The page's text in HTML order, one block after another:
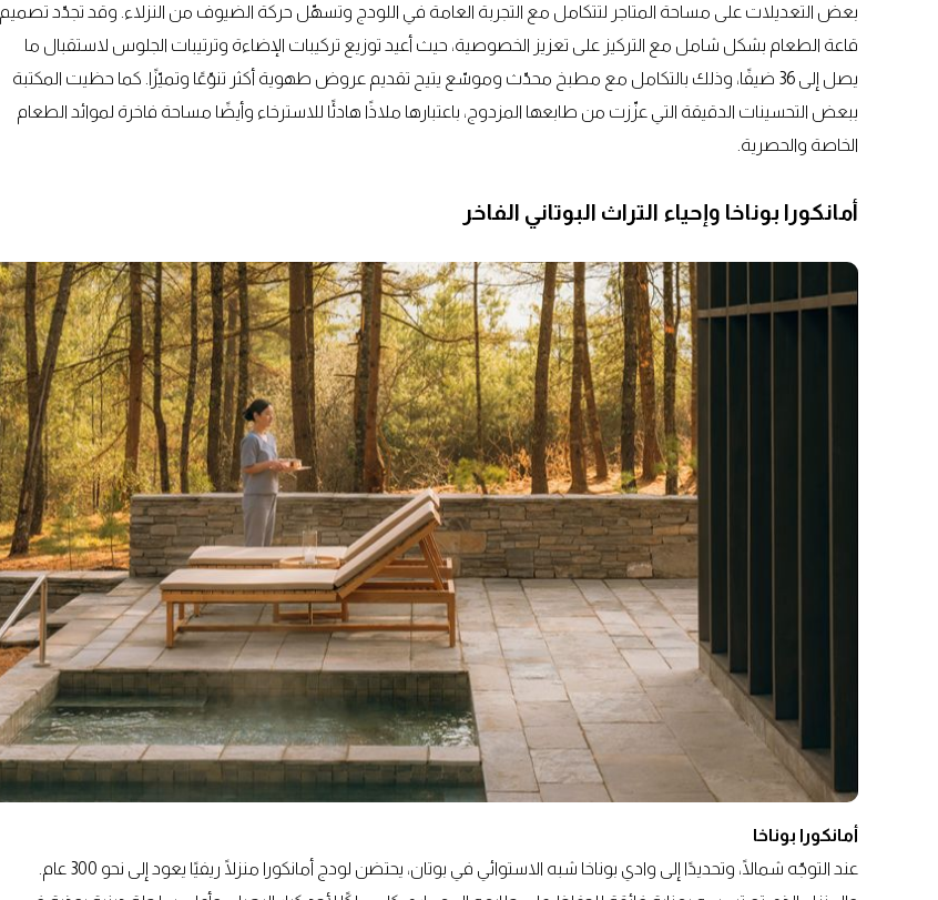
بعض التعديلات على مساحة المتاجر لتتكامل مع التجربة العامة في اللودج وتسهّل حركة الضيوف من النزلاء. وقد تجدّد تصميم
قاعة الطعام بشكل شامل مع التركيز على تعزيز الخصوصية، حيث أعيد توزيع تركيبات الإضاءة وترتيبات الجلوس لاستقبال ما
يصل إلى 36 ضيفًا، وذلك بالتكامل مع مطبخ محدّث وموسّع يتيح تقديم عروض طهوية أكثر تنوّعًا وتميّزًا. كما حظيت المكتبة
ببعض التحسينات الدقيقة التي عزّزت من طابعها المزدوج، باعتبارها ملاذًا هادئًا للاسترخاء وأيضًا مساحة فاخرة لموائد الطعام
الخاصة والحصرية.
أمانكورا بوناخا وإحياء التراث البوتاني الفاخر
أمانكورا بوناخا
عند التوجّه شمالًا، وتحديدًا إلى وادي بوناخا شبه الاستوائي في بوتان، يحتضن لودج أمانكورا منزلًا ريفيًا يعود إلى نحو 300 عام.